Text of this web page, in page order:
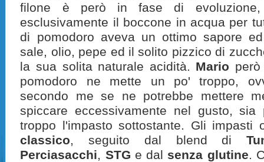
filone è però in fase di
esclusivamente il boccone in acqua per
di pomodoro aveva un ottimo sapore
sale, olio, pepe ed il solito pizzico di
la sua solita naturale acidità. Mario
pomodoro ne mette un po' troppo,
secondo me se ne potrebbe mettere
spiccare eccessivamente nel gusto,
troppo l'impasto sottostante. Gli impasti
classico, seguito dal blend di
Perciasacchi, STG e dal senza glutine.